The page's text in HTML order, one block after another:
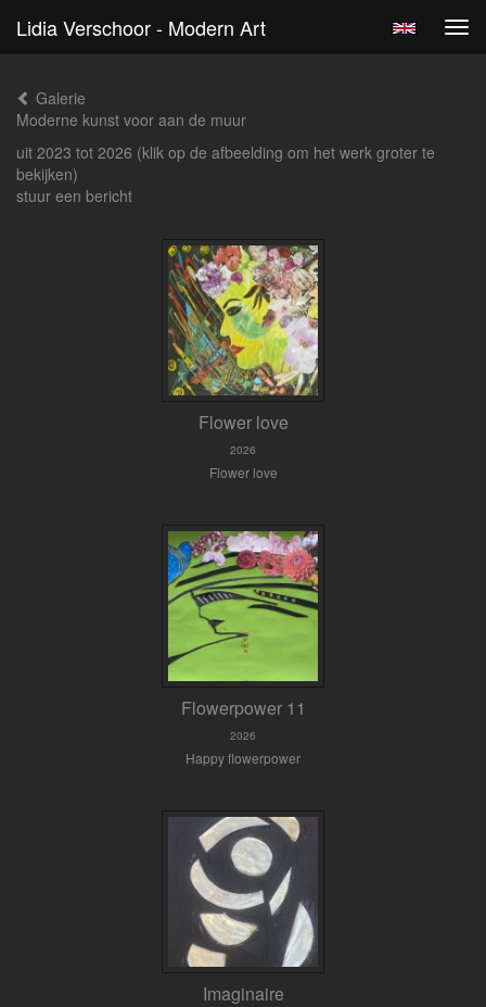
Lidia Verschoor - Modern Art
Galerie
Moderne kunst voor aan de muur
uit 2023 tot 2026 (klik op de afbeelding om het werk groter te
bekijken)
stuur een bericht
Flower love
2026
Flower love
Flowerpower 11
2026
Happy flowerpower
Imaginaire